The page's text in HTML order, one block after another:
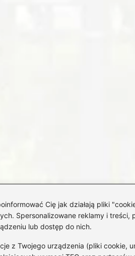
Cię jak działają pliki
Spersonalizowane reklamy i treści,
lub dostęp do nich.
z Twojego urządzenia (pliki cookie,